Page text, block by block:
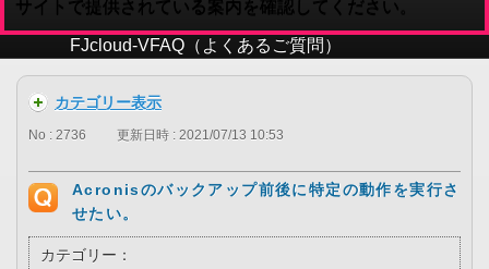
サイトで提供されている案内を確認してください。
FJcloud-VFAQ（よくあるご質問）
カテゴリー表示
No : 2736 更新日時 : 2021/07/13 10:53
Acronisのバックアップ前後に特定の動作を実行さ
せたい。
カテゴリー：